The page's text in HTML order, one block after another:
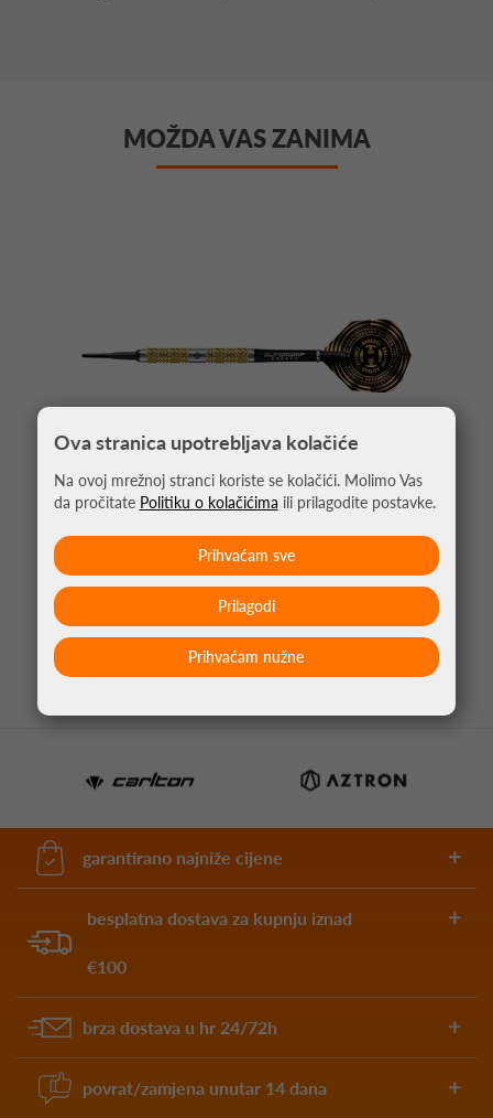
MOŽDA VAS ZANIMA
STRELICE ZA PIKADO ANNIVERSARY ATLANTIS
95% TUNGSTEN
66,95 €
garantirano najniže cijene
besplatna dostava za kupnju iznad
€100
brza dostava u hr 24/72h
povrat/zamjena unutar 14 dana
Ova stranica upotrebljava kolačiće
Na ovoj mrežnoj stranci koriste se kolačići. Molimo Vas
da pročitate Politiku o kolačićima ili prilagodite postavke.
Prihvaćam nužne
Prilagodi
Prihvaćam sve